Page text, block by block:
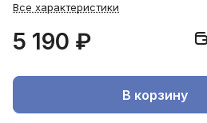
Все характеристики
5 190 ₽
В корзину